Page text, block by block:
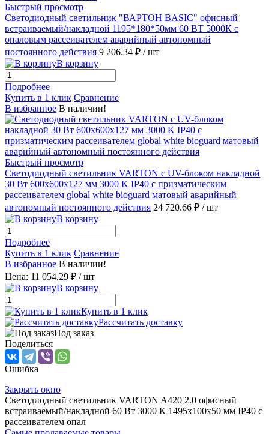
Быстрый просмотр
Светодиодный светильник "ВАРТОН BASIC" офисный
встраиваемый/накладной 1195*180*50мм 60 ВТ 5000К с
опаловым рассеивателем аварийный автономный
постоянного действия 9 206.34 ₽ / шт
В корзину
Подробнее
Купить в 1 клик Сравнение
В избранное В наличии!
Быстрый просмотр
Светодиодный светильник VARTON с UV-блоком накладной
30 Вт 600х600х127 мм 3000 K IP40 с призматическим
рассеивателем global white bioguard матовый аварийный
автономный постоянного действия 24 720.66 ₽ / шт
В корзину
Подробнее
Купить в 1 клик Сравнение
В избранное В наличии!
Цена: 11 054.29 ₽ / шт
В корзину
Купить в 1 клик
Рассчитать доставку
Под заказ
Поделиться
Ошибка
Закрыть окно
Светодиодный светильник VARTON A420 2.0 офисный
встраиваемый/накладной 60 Вт 3000 К 1495x100x50 мм IP40 с
рассеивателем опал